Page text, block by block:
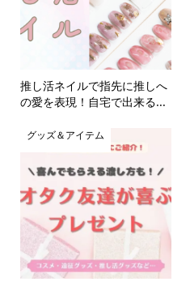
推し活ネイルで指先に推しへ
の愛を表現！自宅で出来る...
グッズ＆アイテム